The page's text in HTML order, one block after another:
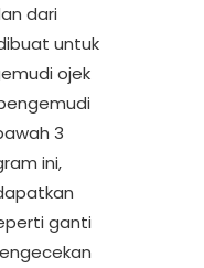
dari
untuk
ojek
3
ini,
ganti